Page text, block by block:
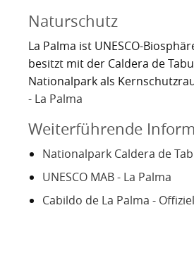
San Cristóbal de La
San Juan de la
Santa Cruz de
Santa Úrsula
Santiago del
Kartoffelrevolution
Verworfenes
Franco auf
Thor Heyerdahl und die
Naturschutz
La Palma ist UNESCO-
besitzt mit der Caldera de
Nationalpark als
- La Palma
Weiterführende
Nationalpark Caldera de
UNESCO MAB - La Palma
Cabildo de La Palma -